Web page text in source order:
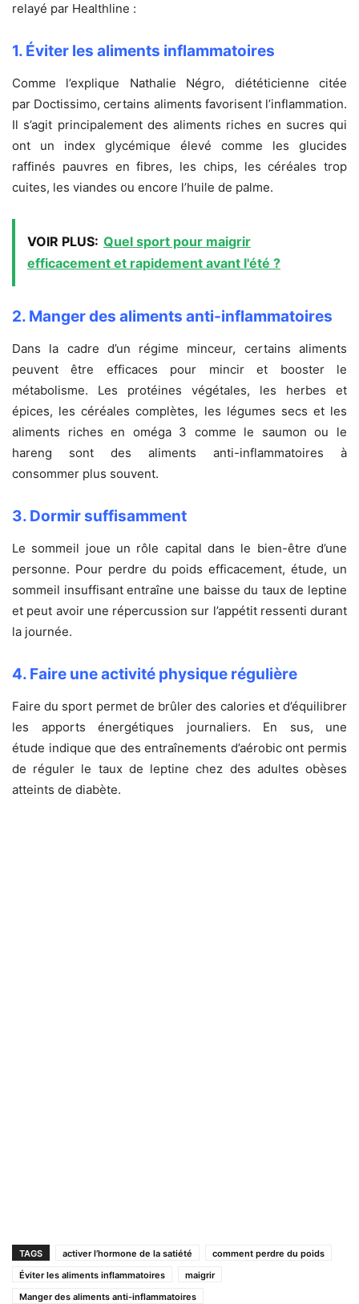
relayé par Healthline :
1. Éviter les aliments inflammatoires
Comme l’explique Nathalie Négro, diététicienne citée
par Doctissimo, certains aliments favorisent l’inflammation.
Il s’agit principalement des aliments riches en sucres qui
ont un index glycémique élevé comme les glucides
raffinés pauvres en fibres, les chips, les céréales trop
cuites, les viandes ou encore l’huile de palme.
VOIR PLUS: Quel sport pour maigrir
efficacement et rapidement avant l'été ?
2. Manger des aliments anti-inflammatoires
Dans la cadre d’un régime minceur, certains aliments
peuvent être efficaces pour mincir et booster le
métabolisme. Les protéines végétales, les herbes et
épices, les céréales complètes, les légumes secs et les
aliments riches en oméga 3 comme le saumon ou le
hareng sont des aliments anti-inflammatoires à
consommer plus souvent.
3. Dormir suffisamment
Le sommeil joue un rôle capital dans le bien-être d’une
personne. Pour perdre du poids efficacement, étude, un
sommeil insuffisant entraîne une baisse du taux de leptine
et peut avoir une répercussion sur l’appétit ressenti durant
la journée.
4. Faire une activité physique régulière
Faire du sport permet de brûler des calories et d’équilibrer
les apports énergétiques journaliers. En sus, une
étude indique que des entraînements d’aérobic ont permis
de réguler le taux de leptine chez des adultes obèses
atteints de diabète.
TAGS activer l’hormone de la satiété
comment perdre du poids
Éviter les aliments inflammatoires
maigrir
Manger des aliments anti-inflammatoires